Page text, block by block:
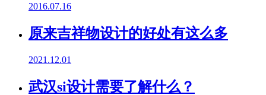
2016.07.16
原来吉祥物设计的好处有这么多
2021.12.01
武汉si设计需要了解什么？